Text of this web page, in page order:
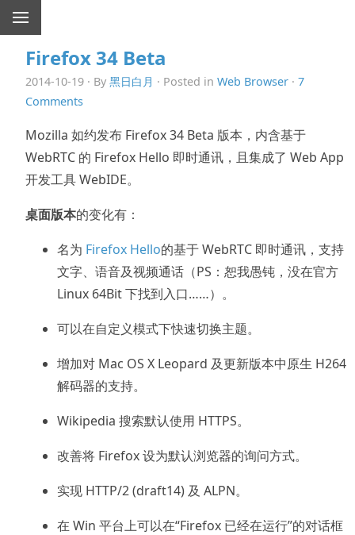
Firefox 34 Beta
2014-10-19 · By 黑日白月 · Posted in Web Browser · 7
Comments
Mozilla 如约发布 Firefox 34 Beta 版本，内含基于
WebRTC 的 Firefox Hello 即时通讯，且集成了 Web App
开发工具 WebIDE。
桌面版本的变化有：
名为 Firefox Hello的基于 WebRTC 即时通讯，支持
文字、语音及视频通话（PS：恕我愚钝，没在官方
Linux 64Bit 下找到入口……）。
可以在自定义模式下快速切换主题。
增加对 Mac OS X Leopard 及更新版本中原生 H264
解码器的支持。
Wikipedia 搜索默认使用 HTTPS。
改善将 Firefox 设为默认浏览器的询问方式。
实现 HTTP/2 (draft14) 及 ALPN。
在 Win 平台上可以在“Firefox 已经在运行”的对话框